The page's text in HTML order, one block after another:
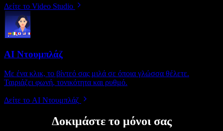
Δείτε το Video Studio
AI Ντουμπλάζ
Με ένα κλικ, το βίντεό σας μιλά σε όποια γλώσσα θέλετε.
Ταιριάζει φωνή, τονικότητα και ρυθμό.
Δείτε το AI Ντουμπλάζ
Δοκιμάστε το μόνοι σας